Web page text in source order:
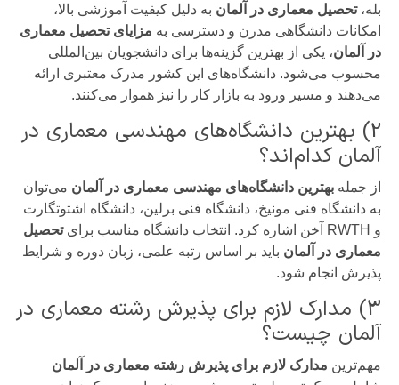
بله،تحصیل معماری در آلمانبه دلیل کیفیت آموزشی بالا،
امکانات دانشگاهی مدرن و دسترسی بهمزایای تحصیل معماری
در آلمان، یکی از بهترین گزینه‌ها برای دانشجویان بین‌المللی
محسوب می‌شود. دانشگاه‌های این کشور مدرک معتبری ارائه
می‌دهند و مسیر ورود به بازار کار را نیز هموار می‌کنند.
2) بهترین دانشگاه‌های مهندسی معماری در
آلمان کدام‌اند؟
از جملهبهترین دانشگاه‌های مهندسی معماری در آلمانمی‌توان
به دانشگاه فنی مونیخ، دانشگاه فنی برلین، دانشگاه اشتوتگارت
تحصیل
معماری در آلمانباید بر اساس رتبه علمی، زبان دوره و شرایط
پذیرش انجام شود.
3) مدارک لازم برای پذیرش رشته معماری در
آلمان چیست؟
مهم‌ترینمدارک لازم برای پذیرش رشته معماری در آلمان